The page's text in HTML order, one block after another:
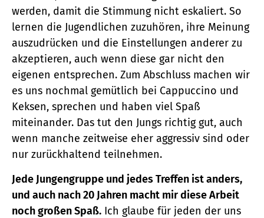
werden, damit die Stimmung nicht eskaliert. So
lernen die Jugendlichen zuzuhören, ihre Meinung
auszudrücken und die Einstellungen anderer zu
akzeptieren, auch wenn diese gar nicht den
eigenen entsprechen. Zum Abschluss machen wir
es uns nochmal gemütlich bei Cappuccino und
Keksen, sprechen und haben viel Spaß
miteinander. Das tut den Jungs richtig gut, auch
wenn manche zeitweise eher aggressiv sind oder
nur zurückhaltend teilnehmen.
Jede Jungengruppe und jedes Treffen ist anders,
und auch nach 20 Jahren macht mir diese Arbeit
noch großen Spaß. Ich glaube für jeden der uns